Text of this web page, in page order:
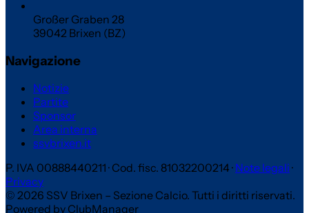
Großer Graben 28
39042 Brixen (BZ)
Navigazione
Notizie
Partite
Sponsor
Area interna
ssvbrixen.it
P. IVA 00888440211 · Cod. fisc. 81032200214 · Note legali ·
Privacy
© 2026 SSV Brixen – Sezione Calcio. Tutti i diritti riservati.
Powered by ClubManager